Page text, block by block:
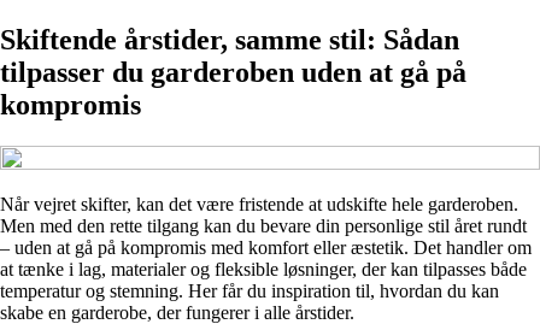
Skiftende årstider, samme stil: Sådan
tilpasser du garderoben uden at gå på
kompromis
Når vejret skifter, kan det være fristende at udskifte hele garderoben.
Men med den rette tilgang kan du bevare din personlige stil året rundt
– uden at gå på kompromis med komfort eller æstetik. Det handler om
at tænke i lag, materialer og fleksible løsninger, der kan tilpasses både
temperatur og stemning. Her får du inspiration til, hvordan du kan
skabe en garderobe, der fungerer i alle årstider.